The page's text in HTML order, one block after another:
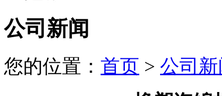
公司新闻
您的位置： 首页 > 公司